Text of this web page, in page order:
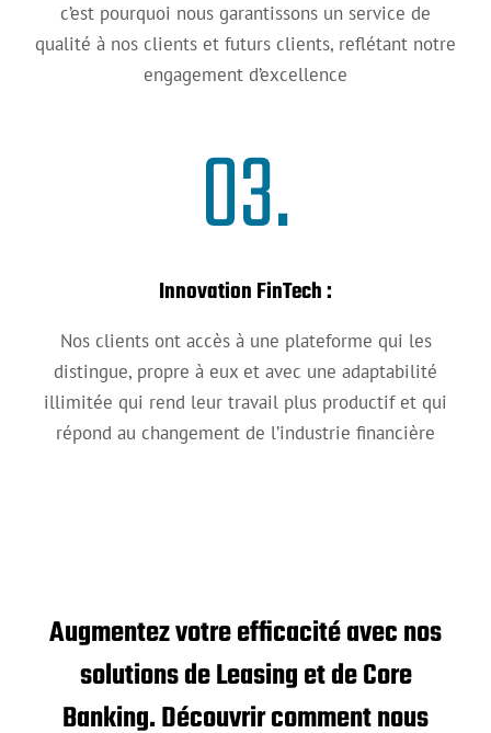
c’est pourquoi nous garantissons un service de
qualité à nos clients et futurs clients, reflétant notre
engagement d’excellence
03.
Innovation FinTech :
Nos clients ont accès à une plateforme qui les
distingue, propre à eux et avec une adaptabilité
illimitée qui rend leur travail plus productif et qui
répond au changement de l’industrie financière
Augmentez votre efficacité avec nos
solutions de Leasing et de Core
Banking. Découvrir comment nous